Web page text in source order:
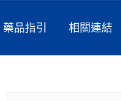
藥品指引 相關連結